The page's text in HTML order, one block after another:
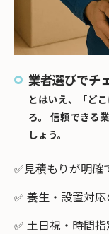
業者選びでチ
とはいえ、「ど
ろ。 信頼できる
しょう。
✅見積もりが明
✅ 養生・設置対
✅ 土日祝・時間